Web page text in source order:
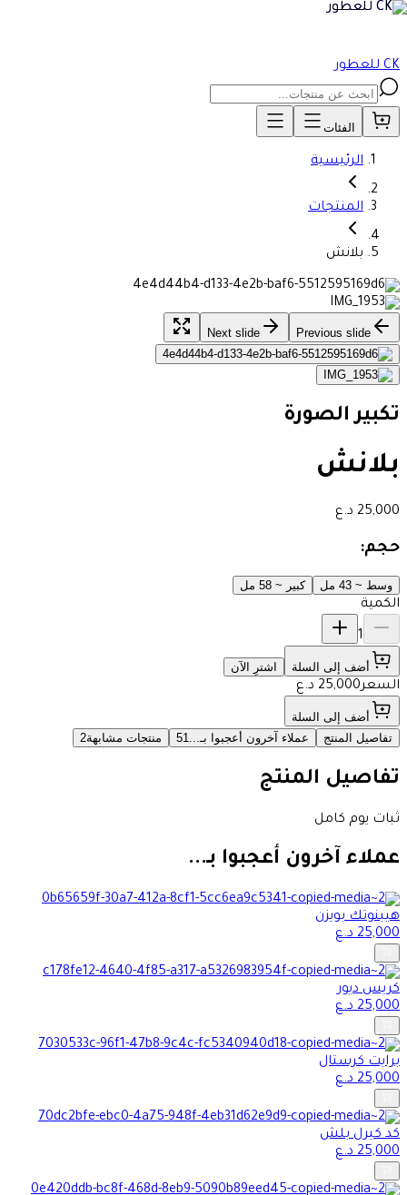
CK للعطور
الفئات
الرئيسية
المنتجات
بلانش
Previous slide
Next slide
تكبير الصورة
بلانش
25,000 د.ع
حجم:
وسط ~ 43 مل كبير ~ 58 مل
الكمية
1
أضف إلى السلة اشترِ الآن
السعر25,000 د.ع
أضف إلى السلة
تفاصيل المنتج
عملاء آخرون أعجبوا بـ...51 منتجات مشابهة2
تفاصيل المنتج
ثبات يوم كامل
عملاء آخرون أعجبوا بـ...
هيبنوتك بويزن
25,000د.ع
كريس ديور
25,000د.ع
برايت كرستال
25,000د.ع
كد كيرل بلش
25,000د.ع